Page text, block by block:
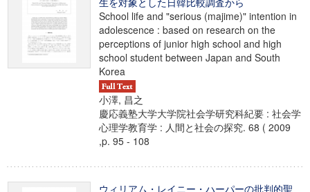
School life and "serious (majime)" intention in
adolescence : based on research on the
perceptions of junior high school and high
school student between Japan and South
Korea
小澤, 昌之
慶応義塾大学大学院社会学研究科紀要 : 社会学
心理学教育学 : 人間と社会の探究. 68 ( 2009
,p. 95 - 108
ウィリアム・レイニー・ハーパーの批判的聖